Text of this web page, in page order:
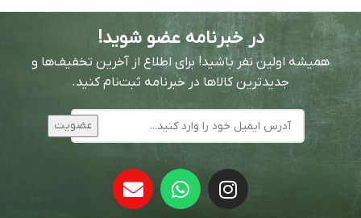
در خبرنامه عضو شوید!
همیشه اولین نفر باشید! برای اطلاع از آخرین تخفیف‌ها و
جدیدترین کالاها در خبرنامه ثبت‌نام کنید.